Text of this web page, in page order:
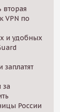
вторая
VPN по
и удобных
за
России